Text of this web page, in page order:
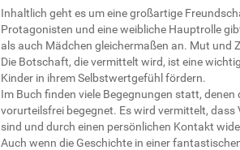
Inhaltlich geht es um eine großartige
Protagonisten und eine weibliche Hauptrolle
als auch Mädchen gleichermaßen an. Mut und
Die Botschaft, die vermittelt wird, ist eine
Kinder in ihrem Selbstwertgefühl fördern.
Im Buch finden viele Begegnungen statt,
vorurteilsfrei begegnet. Es wird vermittelt,
sind und durch einen persönlichen Kontakt
Auch wenn die Geschichte in einer